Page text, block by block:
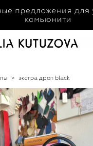
предложения для
комьюнити
> экстра дроп black